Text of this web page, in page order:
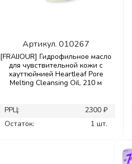
Артикул. 010267
[FRAIJOUR] Гидрофильное масло
для чувствительной кожи с
хауттюйнией Heartleaf Pore
Melting Cleansing Oil, 210 м
РРЦ:
2300 ₽
Остаток:
1 шт.